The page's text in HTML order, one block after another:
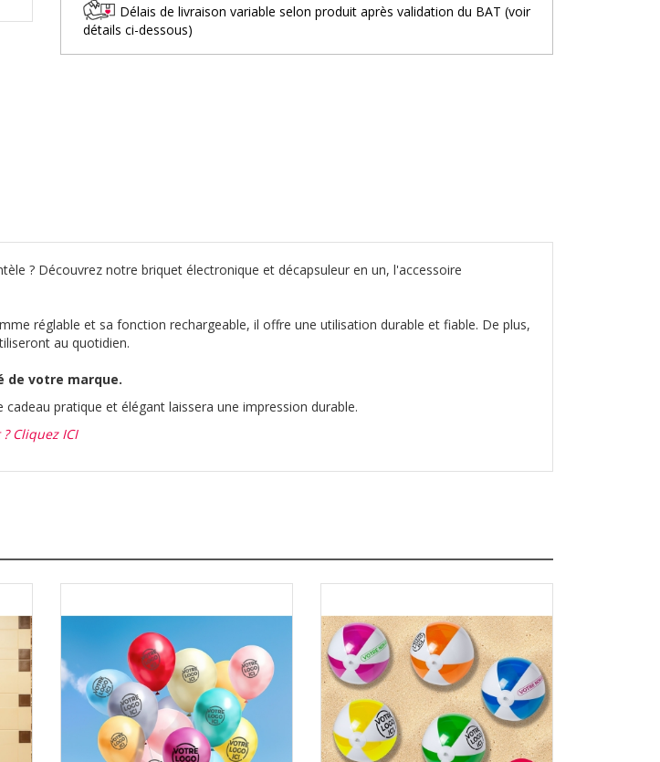
Délais de livraison variable selon produit après validation du BAT (voir
détails ci-dessous)
? Découvrez notre briquet électronique et décapsuleur en un, l'accessoire
réglable et sa fonction rechargeable, il offre une utilisation durable et fiable. De plus,
au quotidien.
de votre marque.
pratique et élégant laissera une impression durable.
Cliquez ICI